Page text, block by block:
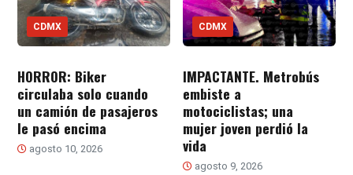
CDMX
HORROR: Biker
circulaba solo cuando
un camión de pasajeros
le pasó encima
agosto 10, 2026
CDMX
IMPACTANTE. Metrobús
embiste a
motociclistas; una
mujer joven perdió la
vida
agosto 9, 2026